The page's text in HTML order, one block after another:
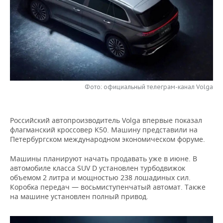
НЕФТЕХИМИЯ
НЕФТЬ
ОПК
ЭНЕРГЕТИКА
РОЗНИЧНАЯ ТОРГОВЛЯ
ТРАНСПОРТ
УСЛУГИ
НОВОСТИ ТЕХНОЛОГИЙ
IT
МЕДИА
ТЕЛЕКОММУНИКАЦИИ
МЕРОПРИЯТИЯ
НОВОСТИ МЕРОПРИЯТИЙ
ВЫЕЗДНАЯ РЕДАКЦИЯ
ОТКРЫТАЯ ЛЕКЦИЯ
СПОРТ
НОВОСТИ СПОРТА
БАСКЕТБОЛ
ВОЛЕЙБОЛ
КИБЕРСПОРТ
ФИГУРНОЕ КАТАНИЕ
ОБЩЕСТВО
НОВОСТИ ОБЩЕСТВА
ИНФРАСТРУКТУРА
ИСТОРИЯ
КУЛЬТУРА
МЕДИЦИНА
СПРАВОЧНИК
СПИСОК ПЕРСОН
СПИСОК КОМПАНИЙ
ПОЛНАЯ ВЕРСИЯ
Фото: официальный телеграм-канал Volga
Российский автопроизводитель Volga впервые показал
флагманский кроссовер K50. Машину представили на
Петербургском международном экономическом форуме.
Машины планируют начать продавать уже в июне. В
автомобиле класса SUV D установлен турбодвижок
объемом 2 литра и мощностью 238 лошадиных сил.
Коробка передач — восьмиступенчатый автомат. Также
на машине установлен полный привод.